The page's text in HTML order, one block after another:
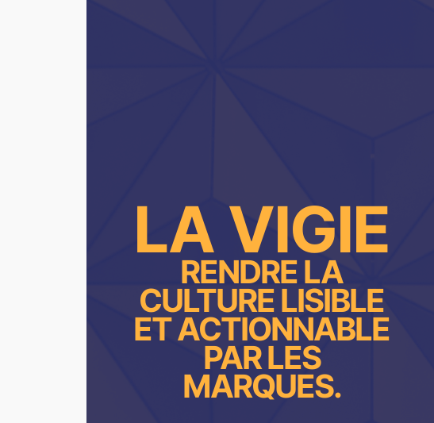
LA VIGIE
RENDRE LA
CULTURE LISIBLE
ET ACTIONNABLE
PAR LES
MARQUES.